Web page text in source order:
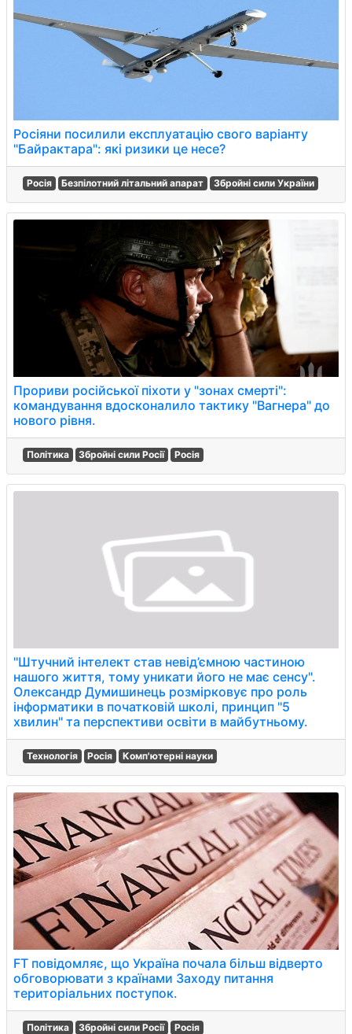
Росіяни посилили експлуатацію свого варіанту
"Байрактара": які ризики це несе?
Росія Безпілотний літальний апарат Збройні сили України
Прориви російської піхоти у "зонах смерті":
командування вдосконалило тактику "Вагнера" до
нового рівня.
Політика Збройні сили Росії Росія
''Штучний інтелект став невід’ємною частиною
нашого життя, тому уникати його не має сенсу''.
Олександр Думишинець розмірковує про роль
інформатики в початковій школі, принцип ''5
хвилин'' та перспективи освіти в майбутньому.
Технологія Росія Комп'ютерні науки
FT повідомляє, що Україна почала більш відверто
обговорювати з країнами Заходу питання
територіальних поступок.
Політика Збройні сили Росії Росія